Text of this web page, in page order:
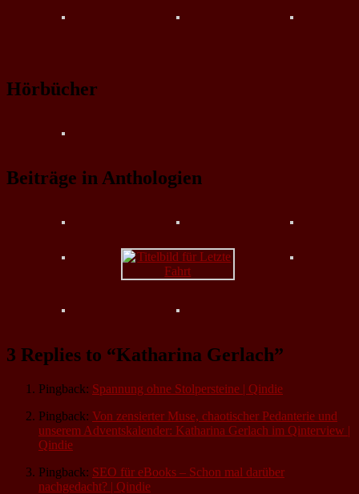
Hörbücher
Beiträge in Anthologien
3 Replies to “Katharina Gerlach”
Pingback: Spannung ohne Stolpersteine | Qindie
Pingback: Von zensierter Muse, chaotischer Pedanterie und
unserem Adventskalender: Katharina Gerlach im Qinterview |
Qindie
Pingback: SEO für eBooks – Schon mal darüber
nachgedacht? | Qindie